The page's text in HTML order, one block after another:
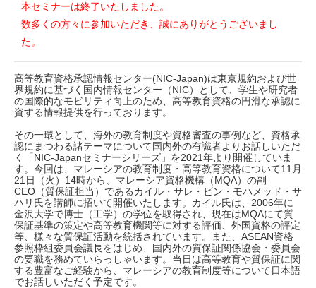
本セミナーは終了いたしました。
数多くの方々に参加いただき、誠にありがとうございまし
た。
高等教育資格承認情報センター(NIC-Japan)は東京規約および世
界規約に基づく国内情報センター（NIC）として、学生や研究者
の国際的なモビリティ向上のため、高等教育資格の円滑な承認に
資する情報提供を行っております。
その一環として、海外の教育制度や資格審査の事例など、資格承
認にまつわる諸テーマについて国内外の有識者よりお話しいただ
く「NIC-Japanセミナーシリーズ」を2021年より開催していま
す。今回は、マレーシアの教育制度・高等教育資格について11月
21日（火）14時から、マレーシア資格機構（MQA）の副
CEO（質保証担当）であるカイル・サレ・ビン・モハメッド・サ
ハリ氏を講師に招いて開催いたします。カイル氏は、2006年に
金沢大学で博士（工学）の学位を取得され、現在はMQAにて質
保証基準の策定や高等教育機関等に対する評価、外国資格の評定
等、様々な質保証活動を統括されています。また、ASEAN資格
参照枠組委員会議長をはじめ、国内外の質保証関係協会・委員会
の要職を務めていらっしゃいます。当日は高等教育や質保証に関
する豊富なご経験から、マレーシアの教育制度等について日本語
でお話しいただく予定です。